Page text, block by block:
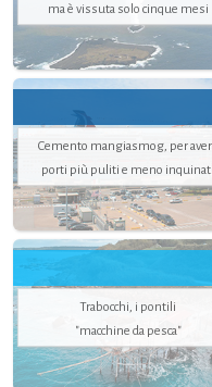
ma è vissuta solo cinque mesi
Cemento mangiasmog, per
porti più puliti e meno inquinati
Trabocchi, i pontili
"macchine da pesca"